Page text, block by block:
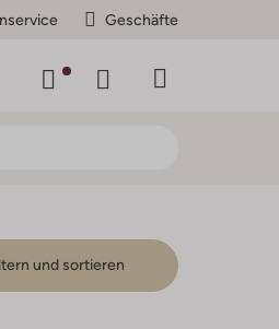
Geschäfte
und sortieren